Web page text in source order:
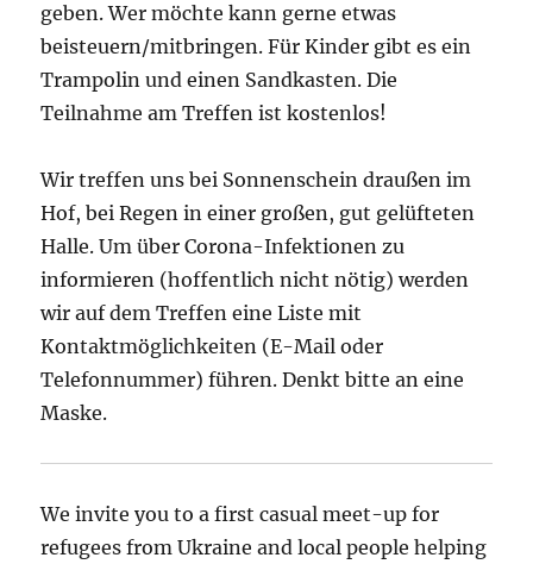
geben. Wer möchte kann gerne etwas
beisteuern/mitbringen. Für Kinder gibt es ein
Trampolin und einen Sandkasten. Die
Teilnahme am Treffen ist kostenlos!
Wir treffen uns bei Sonnenschein draußen im
Hof, bei Regen in einer großen, gut gelüfteten
Halle. Um über Corona-Infektionen zu
informieren (hoffentlich nicht nötig) werden
wir auf dem Treffen eine Liste mit
Kontaktmöglichkeiten (E-Mail oder
Telefonnummer) führen. Denkt bitte an eine
Maske.
We invite you to a first casual meet-up for
refugees from Ukraine and local people helping